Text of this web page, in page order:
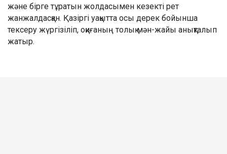
және бірге тұратын жолдасымен кезекті рет
жанжалдасқан. Қазіргі уақытта осы дерек бойынша
тексеру жүргізіліп, оқиғаның толық мән-жайы анықталып
жатыр.